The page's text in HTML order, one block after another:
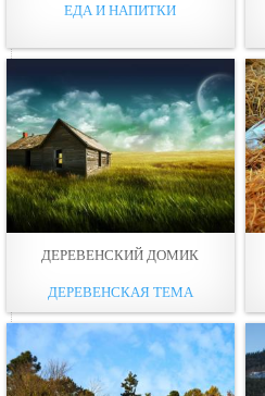
ЕДА И НАПИТКИ
ДЕРЕВЕНСКИЙ ДОМИК
ДЕРЕВЕНСКАЯ ТЕМА